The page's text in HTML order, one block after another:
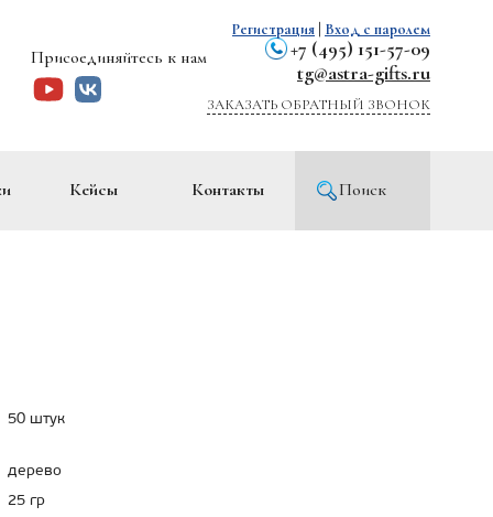
Присоединяйтесь к нам
+7 (495) 151-57-09
tg@astra-gifts.ru
ЗАКАЗАТЬ ОБРАТНЫЙ ЗВОНОК
Регистрация Вход с паролем
Кейсы Контакты Поиск
50 штук
дерево
25 гр